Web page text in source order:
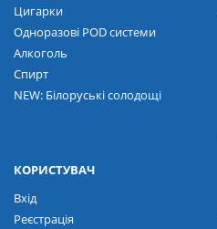
Цигарки
Одноразові POD системи
Алкоголь
Спирт
NEW: Білоруські солодощі
КОРИСТУВАЧ
Вхід
Реєстрація